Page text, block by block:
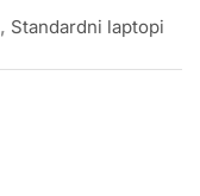
, Standardni laptopi